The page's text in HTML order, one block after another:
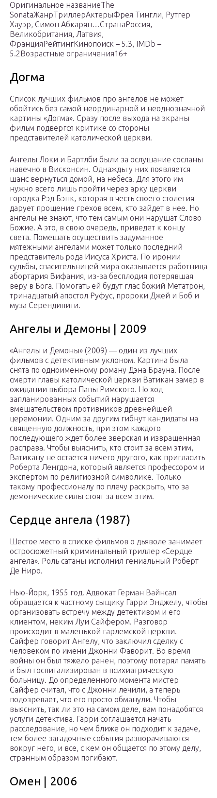
Оригинальное названиеThe
SonataЖанрТриллерАктерыФрея Тингли, Рутгер
Хауэр, Симон Абкарян…СтранаРоссия,
Великобритания, Латвия,
ФранцияРейтингКинопоиск – 5.3, IMDb –
5.2Возрастные ограничения16+
Догма
Список лучших фильмов про ангелов не может
обойтись без самой неординарной и неоднозначной
картины «Догма». Сразу после выхода на экраны
фильм подвергся критике со стороны
представителей католической церкви.
Ангелы Локи и Бартлби были за ослушание сосланы
навечно в Висконсин. Однажды у них появляется
шанс вернуться домой, на небеса. Для этого им
нужно всего лишь пройти через арку церкви
городка Рэд Бэнк, которая в честь своего столетия
дарует прощение грехов всем, кто зайдет в нее. Но
ангелы не знают, что тем самым они нарушат Слово
Божие. А это, в свою очередь, приведет к концу
света. Помешать осуществить задуманное
мятежными ангелами может только последний
представитель рода Иисуса Христа. По иронии
судьбы, спасительницей мира оказывается работница
абортария Вифания, из-за бесплодия потерявшая
веру в Бога. Помогать ей будут глас божий Метатрон,
тринадцатый апостол Руфус, пророки Джей и Боб и
муза Серендипити.
Ангелы и Демоны | 2009
«Ангелы и Демоны» (2009) — один из лучших
фильмов с детективным уклоном. Картина была
снята по одноименному роману Дэна Брауна. После
смерти главы католической церкви Ватикан замер в
ожидании выбора Папы Римского. Но ход
запланированных событий нарушается
вмешательством противников древнейшей
церемонии. Одним за другим гибнут кандидаты на
священную должность, при этом каждого
последующего ждет более зверская и извращенная
расправа. Чтобы выяснить, кто стоит за всем этим,
Ватикану не остается ничего другого, как пригласить
Роберта Ленгдона, который является профессором и
экспертом по религиозной символике. Только
такому профессионалу по плечу раскрыть, что за
демонические силы стоят за всем этим.
Сердце ангела (1987)
Шестое место в списке фильмов о дьяволе занимает
остросюжетный криминальный триллер «Сердце
ангела». Роль сатаны исполнил гениальный Роберт
Де Ниро.
Нью-Йорк, 1955 год. Адвокат Герман Вайнсал
обращается к частному сыщику Гарри Энджелу, чтобы
организовать встречу между детективом и его
клиентом, неким Луи Сайфером. Разговор
происходит в маленькой гарлемской церкви.
Сайфер говорит Ангелу, что заключил сделку с
человеком по имени Джонни Фаворит. Во время
войны он был тяжело ранен, поэтому потерял память
и был госпитализирован в психиатрическую
больницу. До определенного момента мистер
Сайфер считал, что с Джонни лечили, а теперь
подозревает, что его просто обманули. Чтобы
выяснить, так ли это на самом деле, вам понадобятся
услуги детектива. Гарри соглашается начать
расследование, но чем ближе он подходит к задаче,
тем более загадочные события разворачиваются
вокруг него, и все, с кем он общается по этому делу,
странным образом погибают.
Омен | 2006